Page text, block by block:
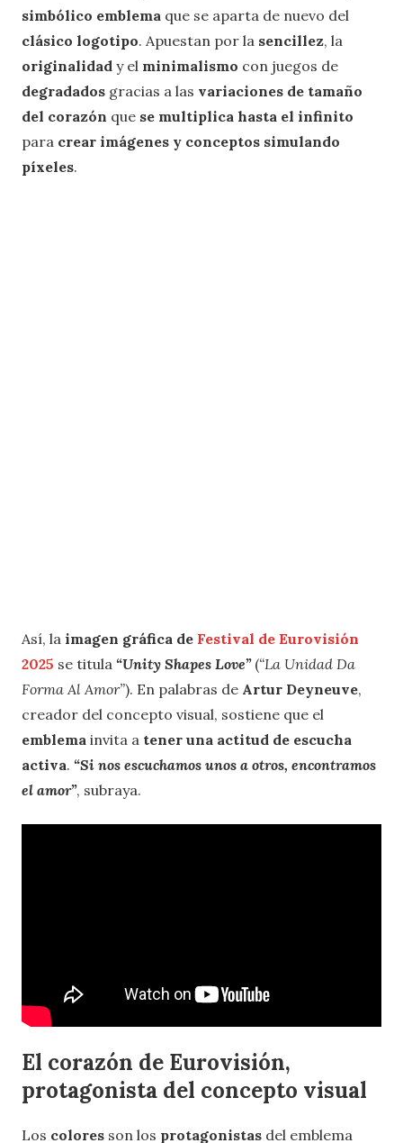
simbólico emblema que se aparta de nuevo del
clásico logotipo. Apuestan por la sencillez, la
originalidad y el minimalismo con juegos de
degradados gracias a las variaciones de tamaño
del corazón que se multiplica hasta el infinito
para crear imágenes y conceptos simulando
píxeles.
Así, la imagen gráfica de Festival de Eurovisión
2025 se titula “Unity Shapes Love” (“La Unidad Da
Forma Al Amor”). En palabras de Artur Deyneuve,
creador del concepto visual, sostiene que el
emblema invita a tener una actitud de escucha
activa. “Si nos escuchamos unos a otros, encontramos
el amor”, subraya.
El corazón de Eurovisión,
protagonista del concepto visual
Los colores son los protagonistas del emblema